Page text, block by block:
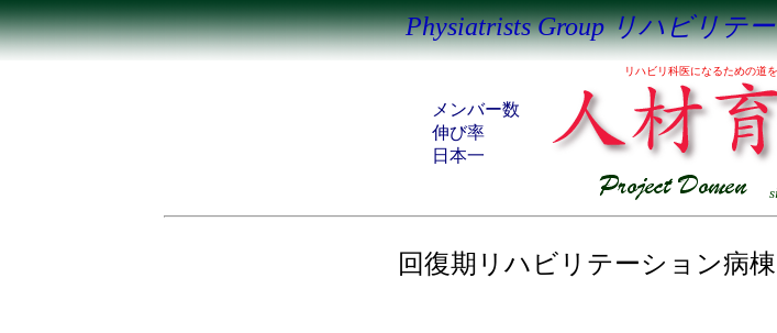
Physiatrists Group リハビリ
メンバー数
伸び率
日本一
リハビリ科医になるための道
回復期リハビリテーション病